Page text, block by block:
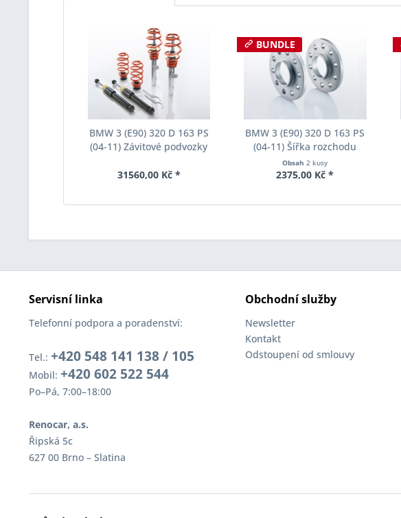
BMW 3 (E90) 320 D 163 PS
(04-11) Závitové podvozky
PSS65-20-013-01-22
31560,00 Kč *
BUNDLE
BMW 3 (E90) 320 D 163 PS
(04-11) Šířka rozchodu
Eibach Pro-Spacer S90-2-10-
004 System2 Tloušťka 10mm
Obsah2 kusy
2375,00 Kč *
Servisní linka
Telefonní podpora a poradenství:
Tel.: +420 548 141 138 / 105
Mobil: +420 602 522 544
Po–Pá, 7:00–18:00
Renocar, a.s.
Řipská 5c
627 00 Brno – Slatina
Obchodní služby
Newsletter
Kontakt
Odstoupení od smlouvy